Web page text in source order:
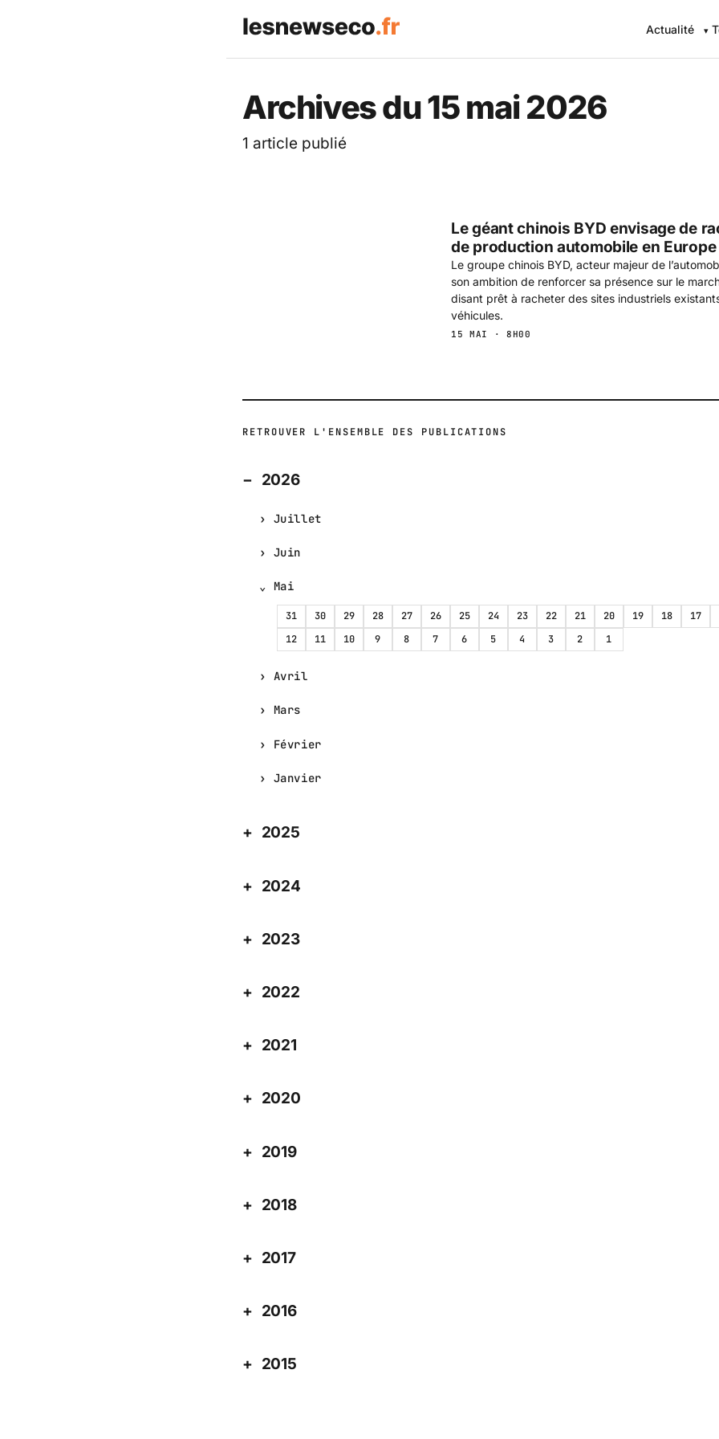
Les News Eco .fr — L'information
Actualité
Archives du 15 mai 2026
1 article publié
Le géant chinois BYD envisage de
de production automobile en Europe
Le groupe chinois BYD, acteur majeur de
son ambition de renforcer sa présence sur le
disant prêt à racheter des sites industriels
véhicules.
15 MAI · 8H00
RETROUVER L'ENSEMBLE DES PUBLICATIONS
2026
Juillet
Juin
Mai
31 30 29 28 27 26 25 24 23 22 21 20 19 18 17
12
11 10 9 8 7 6 5 4 3 2 1
Avril
Mars
Février
Janvier
2025
2024
2023
2022
2021
2020
2019
2018
2017
2016
2015